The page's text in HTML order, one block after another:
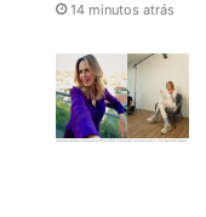
14 minutos atrás